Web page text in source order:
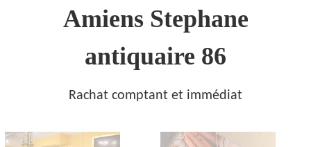
Amiens Stephane
antiquaire 86
Rachat comptant et immédiat